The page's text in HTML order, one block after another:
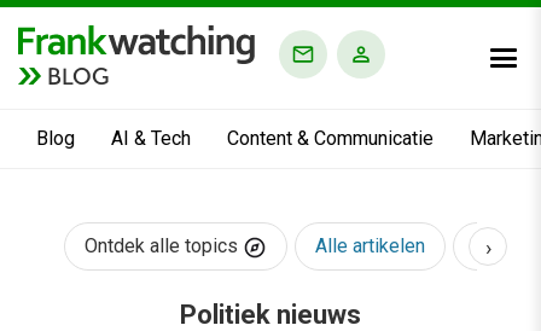
BLOG
Blog AI & Tech Content & Communicatie
Ontdek alle topics Alle artikelen AI &
›
Politiek nieuws